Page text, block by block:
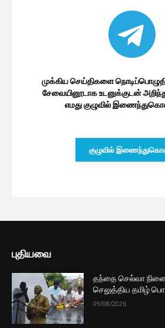
முக்கிய செய்திகளை
சேவையினூடாக உடனுக்குடன்
எமது குழுவில்
குழுவில்
புதியவை
தந்தை செல்வா
செலுத்திய தமிழ்
09/08/2026